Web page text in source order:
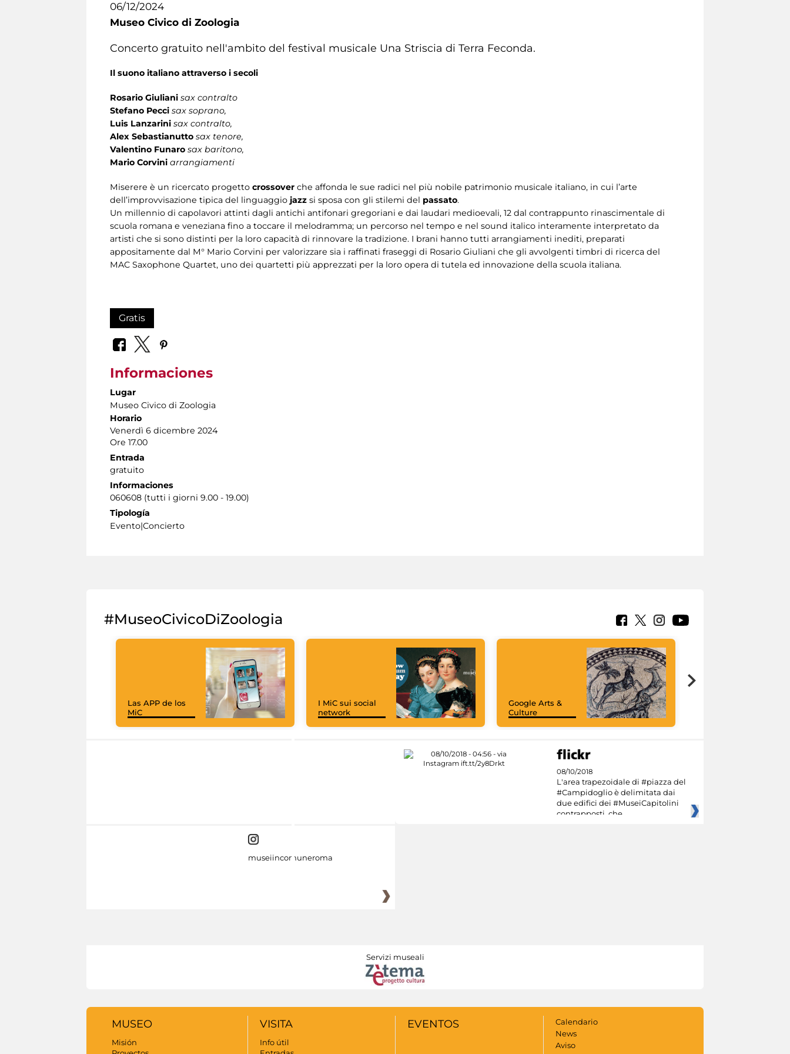
06/12/2024
Museo Civico di Zoologia
Concerto gratuito nell'ambito del festival musicale Una Striscia di Terra Feconda.
Il suono italiano attraverso i secoli
Rosario Giuliani sax contralto
Stefano Pecci sax soprano,
Luis Lanzarini sax contralto,
Alex Sebastianutto sax tenore,
Valentino Funaro sax baritono,
Mario Corvini arrangiamenti
Miserere è un ricercato progetto crossover che affonda le sue radici nel più nobile patrimonio musicale italiano, in cui l’arte
dell’improvvisazione tipica del linguaggio jazz si sposa con gli stilemi del passato.
Un millennio di capolavori attinti dagli antichi antifonari gregoriani e dai laudari medioevali, 12 dal contrappunto rinascimentale di
scuola romana e veneziana fino a toccare il melodramma; un percorso nel tempo e nel sound italico interamente interpretato da
artisti che si sono distinti per la loro capacità di rinnovare la tradizione. I brani hanno tutti arrangiamenti inediti, preparati
appositamente dal M° Mario Corvini per valorizzare sia i raffinati fraseggi di Rosario Giuliani che gli avvolgenti timbri di ricerca del
MAC Saxophone Quartet, uno dei quartetti più apprezzati per la loro opera di tutela ed innovazione della scuola italiana.
Gratis
Informaciones
Lugar
Museo Civico di Zoologia
Horario
Venerdì 6 dicembre 2024
Ore 17.00
Entrada
gratuito
Informaciones
060608 (tutti i giorni 9.00 - 19.00)
Tipología
Evento|Concierto
#MuseoCivicoDiZoologia
Las APP de los
MiC
I MiC sui social
network
Google Arts &
Culture
08/10/2018
L'area trapezoidale di #piazza del
#Campidoglio è delimitata dai
due edifici dei #MuseiCapitolini
contrapposti, che
museiincomuneroma
Servizi museali
MUSEO
Misión
VISITA
Info útil
EVENTOS
Calendario
News
Aviso